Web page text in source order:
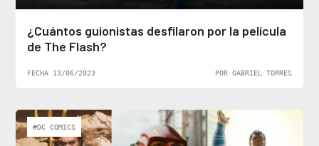
¿Cuántos guionistas desfilaron por la película
de The Flash?
FECHA 13/06/2023 POR GABRIEL TORRES
#DC COMICS